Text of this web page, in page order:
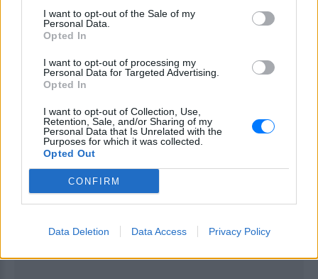
I want to opt-out of the Sale of my
Personal Data.
Opted In
I want to opt-out of processing my
Personal Data for Targeted Advertising.
Opted In
I want to opt-out of Collection, Use,
Retention, Sale, and/or Sharing of my
Personal Data that Is Unrelated with the
Purposes for which it was collected.
Opted Out
CONFIRM
Data Deletion Data Access Privacy Policy
Ευτυχώς για εσάς, ψυχολογικά θα
χαλαρώσετε αρκετά αυτές τις ημέρες,
οπότε και δεν έχετε άλλες εντάσεις
και άλλους καβγάδες.
ΔΙΑΦΗΜΙΣΗ